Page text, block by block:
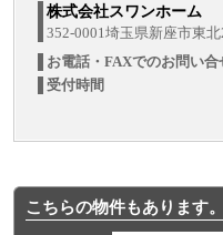
株式会社スワンホー
352-0001埼玉県新座市東北
お電話・FAXでのお問い合
受付時間
こちらの物件もあります。